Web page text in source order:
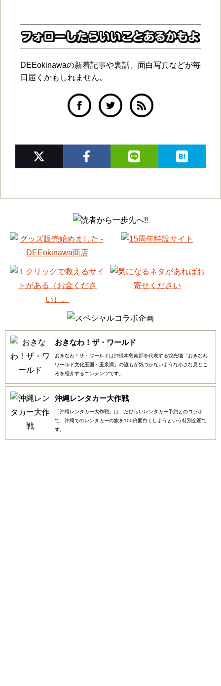
DEEokinawaの新着記事や裏話、面白写真などが毎
日届くかもしれません。
おきなわ！ザ・ワールド
おきなわ！ザ・ワールドは沖縄本島南部を代表する観光地「おきなわ
ワールド文化王国・玉泉洞」の誰もが気づかないような小さな見どこ
ろを紹介するコンテンツです。
沖縄レンタカー大作戦
「沖縄レンタカー大作戦」は、たびらいレンタカー予約とのコラボ
で、沖縄でのレンタカーの旅を100倍面白くしようという特別企画で
す。